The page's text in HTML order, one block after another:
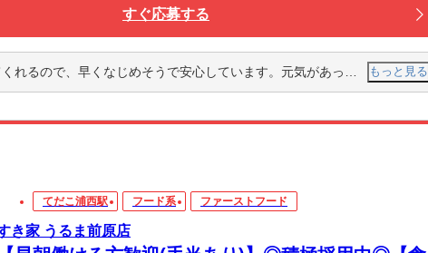
すぐ応募する
なじめそうで安心しています。元気があって、声も大きくすぐになじむことができました。 もっと見る
てだこ浦西駅 フード系 ファーストフード
き家 うるま前原店